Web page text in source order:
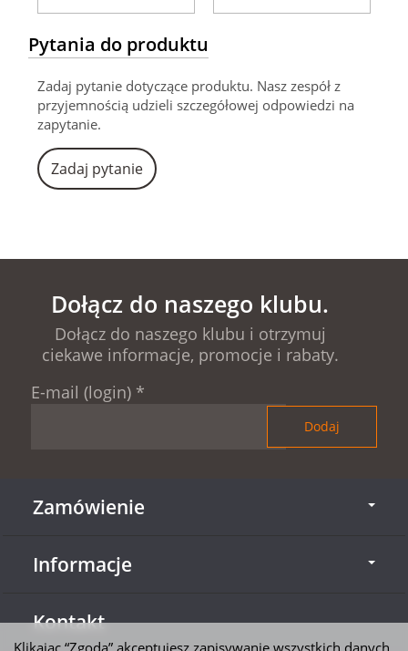
Pytania do produktu
Zadaj pytanie dotyczące produktu. Nasz zespół z
przyjemnością udzieli szczegółowej odpowiedzi na
zapytanie.
Zadaj pytanie
Dołącz do naszego klubu.
Dołącz do naszego klubu i otrzymuj
ciekawe informacje, promocje i rabaty.
E-mail (login) *
Zamówienie
Informacje
Kontakt
Klikając “Zgoda” akceptujesz zapisywanie wszystkich danych